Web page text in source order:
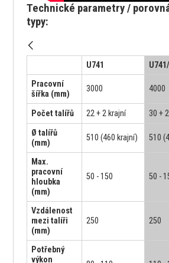
Technické parametry /
typy:
U741
Pracovní
šířka (mm)
3000 4000
Počet talířů 22 + 2 krajní 30 +
Ø talířů
(mm)
510 (460 krajní) 510
Max.
pracovní
hloubka
(mm)
50 - 150 50 -
Vzdálenost
mezi talíři
(mm)
250 250
Potřebný
výkon